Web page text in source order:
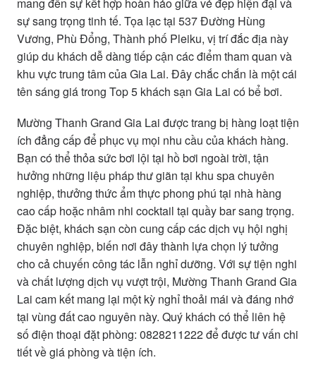
sự sang trọng tinh tế. Tọa lạc tại 537 Đường Hùng
Vương, Phù Đổng, Thành phố Pleiku, vị trí đắc địa này
giúp du khách dễ dàng tiếp cận các điểm tham quan và
khu vực trung tâm của Gia Lai. Đây chắc chắn là một cái
tên sáng giá trong Top 5 khách sạn Gia Lai có bể bơi.
Mường Thanh Grand Gia Lai được trang bị hàng loạt tiện
ích đẳng cấp để phục vụ mọi nhu cầu của khách hàng.
Bạn có thể thỏa sức bơi lội tại hồ bơi ngoài trời, tận
hưởng những liệu pháp thư giãn tại khu spa chuyên
nghiệp, thưởng thức ẩm thực phong phú tại nhà hàng
cao cấp hoặc nhâm nhi cocktail tại quầy bar sang trọng.
Đặc biệt, khách sạn còn cung cấp các dịch vụ hội nghị
chuyên nghiệp, biến nơi đây thành lựa chọn lý tưởng
cho cả chuyến công tác lẫn nghỉ dưỡng. Với sự tiện nghi
và chất lượng dịch vụ vượt trội, Mường Thanh Grand Gia
Lai cam kết mang lại một kỳ nghỉ thoải mái và đáng nhớ
tại vùng đất cao nguyên này. Quý khách có thể liên hệ
số điện thoại đặt phòng: 0828211222 để được tư vấn chi
tiết về giá phòng và tiện ích.